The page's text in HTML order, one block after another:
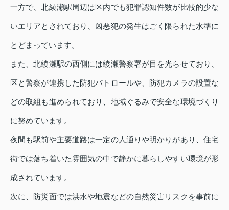
一方で、北綾瀬駅周辺は区内でも犯罪認知件数が比較的少な
いエリアとされており、凶悪犯の発生はごく限られた水準に
とどまっています。
また、北綾瀬駅の西側には綾瀬警察署が目を光らせており、
区と警察が連携した防犯パトロールや、防犯カメラの設置な
どの取組も進められており、地域ぐるみで安全な環境づくり
に努めています。
夜間も駅前や主要道路は一定の人通りや明かりがあり、住宅
街では落ち着いた雰囲気の中で静かに暮らしやすい環境が形
成されています。
次に、防災面では洪水や地震などの自然災害リスクを事前に